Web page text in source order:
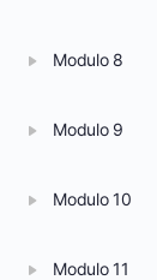
Modulo 8
Modulo 9
Modulo 10
Modulo 11